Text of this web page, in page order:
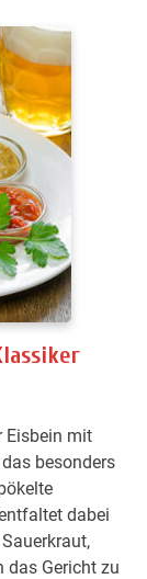
Eisbein mit
besonders
dabei
das Gericht zu